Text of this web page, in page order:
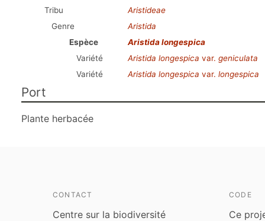
Tribu
Aristideae
Genre
Aristida
Espèce
Aristida longespica
Variété
Aristida longespica var. geniculata
Variété
Aristida longespica var. longespica
Port
Plante herbacée
CONTACT
Centre sur la biodiversité
CODE
Ce